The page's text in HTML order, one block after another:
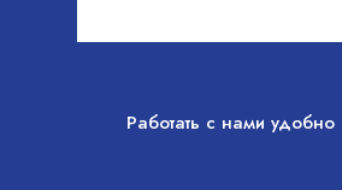
Работать с нами удобно